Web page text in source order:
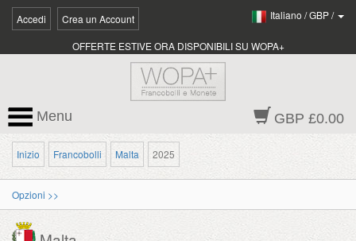
Accedi Crea un Account Italiano /GBP/
OFFERTE ESTIVE ORA DISPONIBILI SU WOPA+
GBP £0.00
Menu
Inizio Francobolli Malta 2025
Opzioni >>